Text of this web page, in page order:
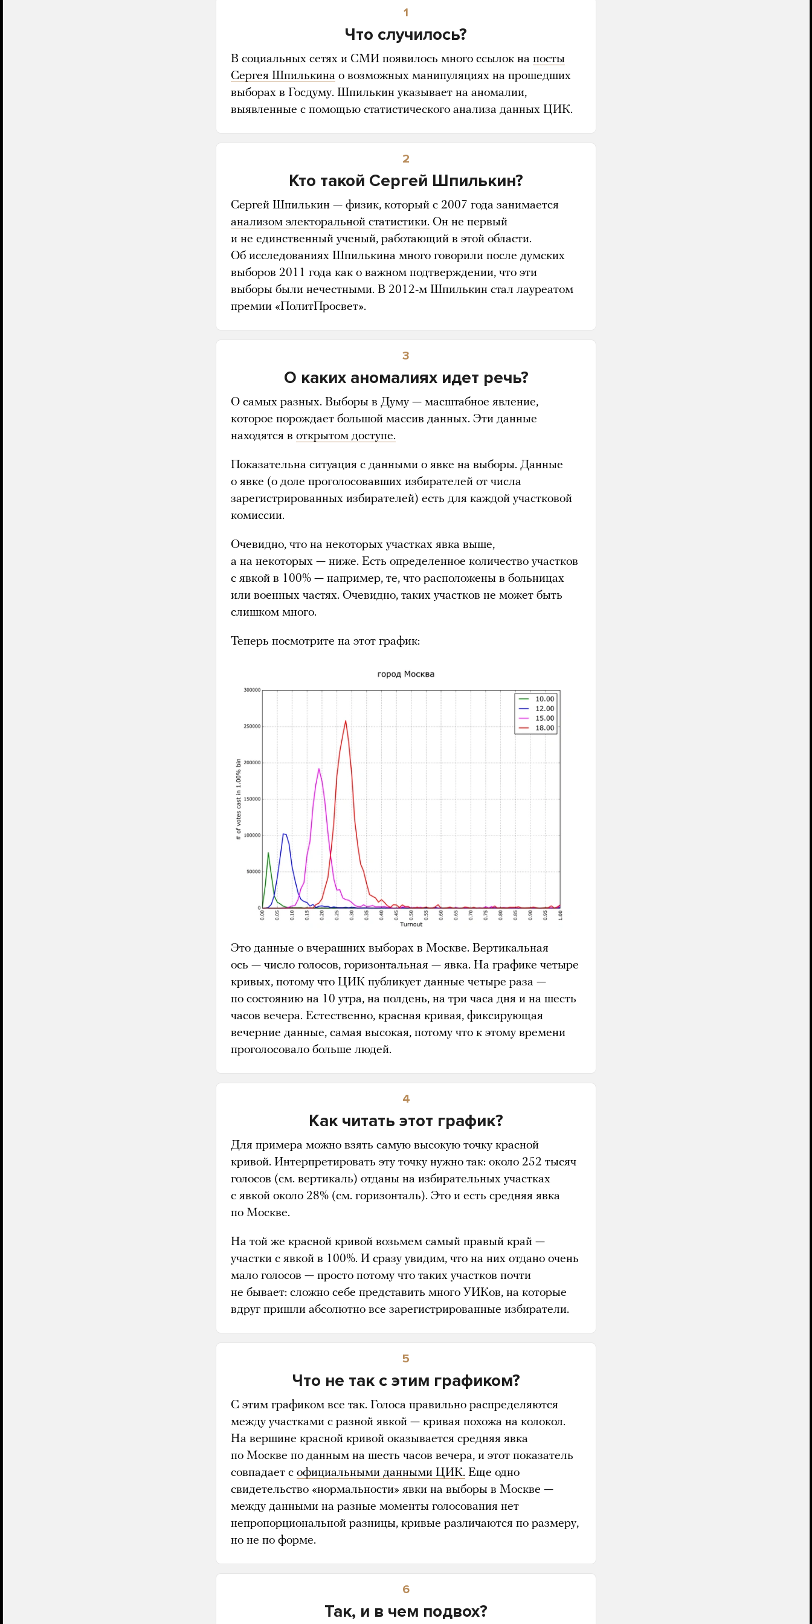
1
Что случилось?
В социальных сетях и СМИ появилось много ссылок на посты
Сергея Шпилькина о возможных манипуляциях на прошедших
выборах в Госдуму. Шпилькин указывает на аномалии,
выявленные с помощью статистического анализа данных ЦИК.
2
Кто такой Сергей Шпилькин?
Сергей Шпилькин — физик, который с 2007 года занимается
анализом электоральной статистики. Он не первый
и не единственный ученый, работающий в этой области.
Об исследованиях Шпилькина много говорили после думских
выборов 2011 года как о важном подтверждении, что эти
выборы были нечестными. В 2012-м Шпилькин стал лауреатом
премии «ПолитПросвет».
3
О каких аномалиях идет речь?
О самых разных. Выборы в Думу — масштабное явление,
которое порождает большой массив данных. Эти данные
находятся в открытом доступе.
Показательна ситуация с данными о явке на выборы. Данные
о явке (о доле проголосовавших избирателей от числа
зарегистрированных избирателей) есть для каждой участковой
комиссии.
Очевидно, что на некоторых участках явка выше,
а на некоторых — ниже. Есть определенное количество участков
с явкой в 100% — например, те, что расположены в больницах
или военных частях. Очевидно, таких участков не может быть
слишком много.
Теперь посмотрите на этот график:
Это данные о вчерашних выборах в Москве. Вертикальная
ось — число голосов, горизонтальная — явка. На графике четыре
кривых, потому что ЦИК публикует данные четыре раза —
по состоянию на 10 утра, на полдень, на три часа дня и на шесть
часов вечера. Естественно, красная кривая, фиксирующая
вечерние данные, самая высокая, потому что к этому времени
проголосовало больше людей.
4
Как читать этот график?
Для примера можно взять самую высокую точку красной
кривой. Интерпретировать эту точку нужно так: около 252 тысяч
голосов (см. вертикаль) отданы на избирательных участках
с явкой около 28% (см. горизонталь). Это и есть средняя явка
по Москве.
На той же красной кривой возьмем самый правый край —
участки с явкой в 100%. И сразу увидим, что на них отдано очень
мало голосов — просто потому что таких участков почти
не бывает: сложно себе представить много УИКов, на которые
вдруг пришли абсолютно все зарегистрированные избиратели.
5
Что не так с этим графиком?
С этим графиком все так. Голоса правильно распределяются
между участками с разной явкой — кривая похожа на колокол.
На вершине красной кривой оказывается средняя явка
по Москве по данным на шесть часов вечера, и этот показатель
совпадает с официальными данными ЦИК. Еще одно
свидетельство «нормальности» явки на выборы в Москве —
между данными на разные моменты голосования нет
непропорциональной разницы, кривые различаются по размеру,
но не по форме.
6
Так, и в чем подвох?